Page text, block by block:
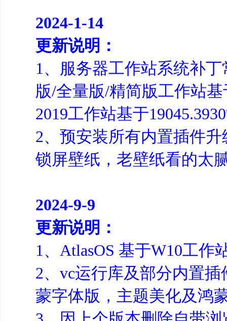
2024-1-14
更新说明：
1、服务器工作站系统补丁
版/全量版/精简版工作站
2019工作站基于
2、预安装所有内置插件
锁屏壁纸，老壁纸看的太
2024-9-9
更新说明：
1、AtlasOS 基于W10工作
2、vc运行库及部分内置
蒙字体版，主题美化及鸿